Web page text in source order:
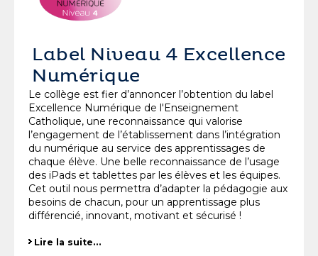
Label Niveau 4 Excellence
Numérique
Le collège est fier d’annoncer l’obtention du label
Excellence Numérique de l'Enseignement
Catholique, une reconnaissance qui valorise
l’engagement de l’établissement dans l’intégration
du numérique au service des apprentissages de
chaque élève. Une belle reconnaissance de l’usage
des iPads et tablettes par les élèves et les équipes.
Cet outil nous permettra d’adapter la pédagogie aux
besoins de chacun, pour un apprentissage plus
différencié, innovant, motivant et sécurisé !
Label Niveau 4 Excellence Numérique
Lire la suite…